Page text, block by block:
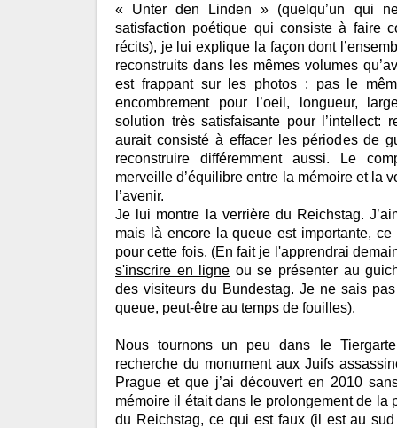
« Unter den Linden » (quelqu’un qui
satisfaction poétique qui consiste à faire
récits), je lui explique la façon dont
reconstruits dans les mêmes volumes
est frappant sur les photos : pas le
encombrement pour l’oeil, longueur,
solution très satisfaisante pour l’intellect:
aurait consisté à effacer les périodes de
reconstruire différemment aussi. Le
merveille d’équilibre entre la mémoire et la
l’avenir.
Je lui montre la verrière du Reichstag.
mais là encore la queue est importante,
pour cette fois. (En fait je l'apprendrai
s'inscrire en ligne ou se présenter au
des visiteurs du Bundestag. Je ne sais
queue, peut-être au temps de fouilles).
Nous tournons un peu dans le
recherche du monument aux Juifs
Prague et que j’ai découvert en 2010
mémoire il était dans le prolongement de la
du Reichstag, ce qui est faux (il est au